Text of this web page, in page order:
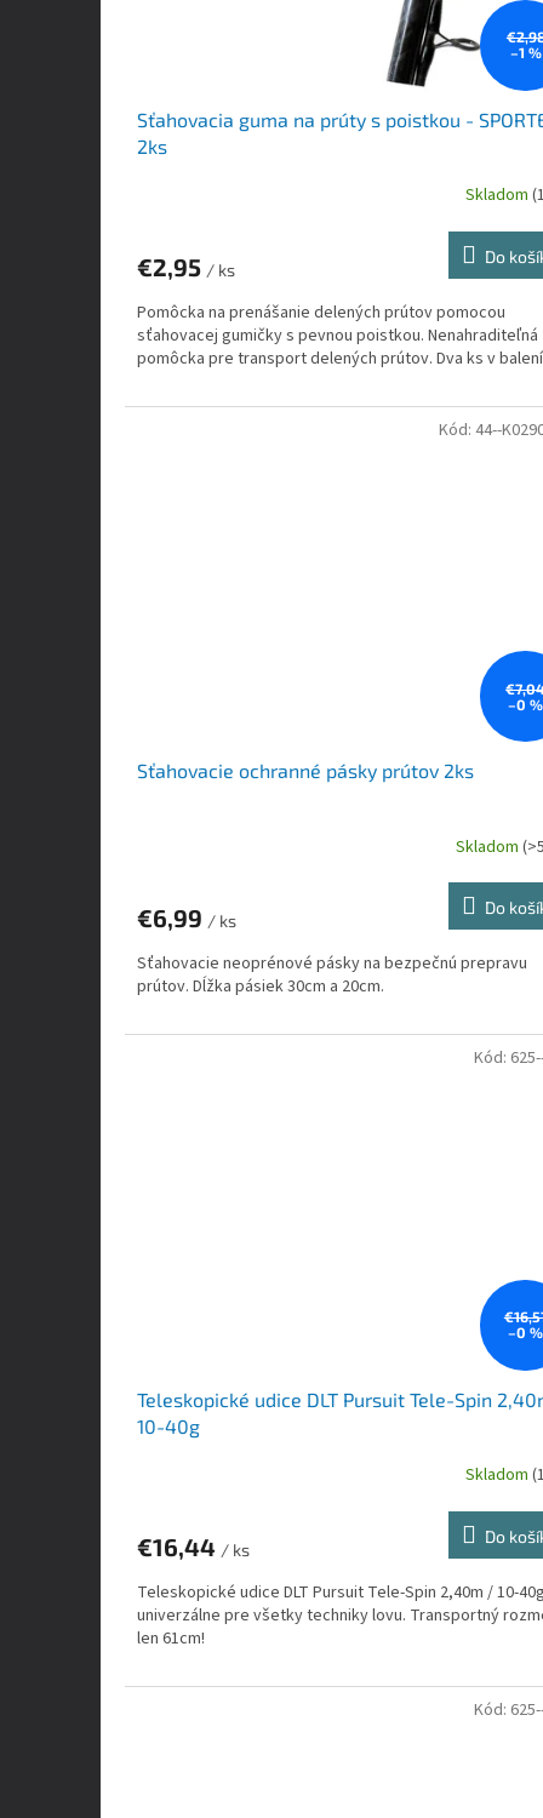
–1 %
Sťahovacia guma na prúty s poistkou -
2ks
Skladom
€2,95 / ks
Do
Pomôcka na prenášanie delených prútov pomocou
sťahovacej gumičky s pevnou poistkou. Nenahraditeľná
pomôcka pre transport delených prútov. Dva ks v balení
–0 %
Sťahovacie ochranné pásky prútov 2ks
Skladom
€6,99 / ks
Do
Sťahovacie neoprénové pásky na bezpečnú prepravu
prútov. Dĺžka pásiek 30cm a 20cm.
Kód: 44--
–0 %
Teleskopické udice DLT Pursuit Tele-Spin
10-40g
Skladom
€16,44 / ks
Do
Teleskopické udice DLT Pursuit Tele-Spin 2,40m / 10-
univerzálne pre všetky techniky lovu. Transportný
len 61cm!
Kód:
Kód: